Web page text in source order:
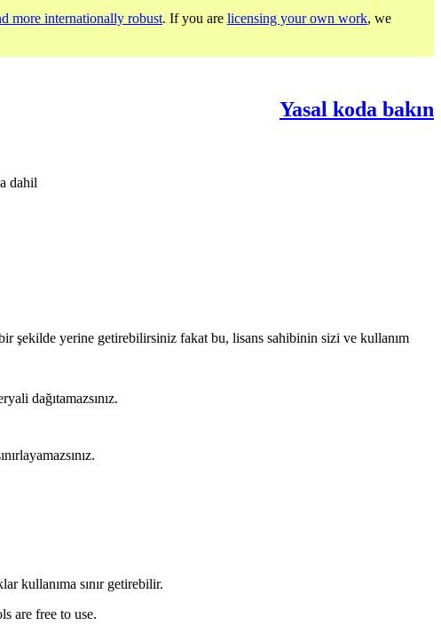
more internationally robust. If you are licensing your own work, we
Yasal koda bakın
dahil
şekilde yerine getirebilirsiniz fakat bu, lisans sahibinin sizi ve kullanım
dağıtamazsınız.
kullanıma sınır getirebilir.
are free to use.